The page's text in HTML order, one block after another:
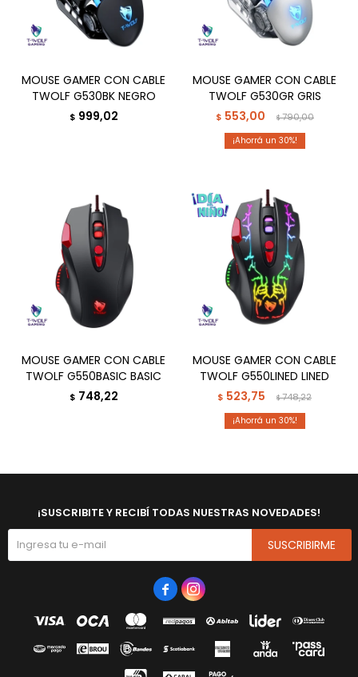
MOUSE GAMER CON CABLE
TWOLF G530BK NEGRO
$ 999,02
MOUSE GAMER CON CABLE
TWOLF G530GR GRIS
$ 553,00 $790,00
30
MOUSE GAMER CON CABLE
TWOLF G550BASIC BASIC
$ 748,22
MOUSE GAMER CON CABLE
TWOLF G550LINED LINED
$ 523,75 $748,22
30
¡SUSCRIBITE Y RECIBÍ TODAS NUESTRAS NOVEDADES!
SUSCRIBIRME
 